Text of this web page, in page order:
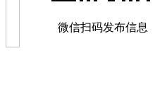
微信扫码发布信息